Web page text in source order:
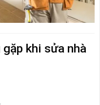
khi sửa nhà